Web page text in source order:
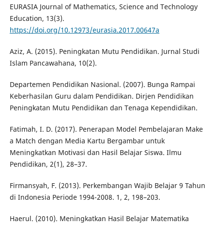
EURASIA Journal of Mathematics, Science and Technology
Education, 13(3).
https://doi.org/10.12973/eurasia.2017.00647a
Aziz, A. (2015). Peningkatan Mutu Pendidikan. Jurnal Studi
Islam Pancawahana, 10(2).
Departemen Pendidikan Nasional. (2007). Bunga Rampai
Keberhasilan Guru dalam Pendidikan. Dirjen Pendidikan
Peningkatan Mutu Pendidikan dan Tenaga Kependidikan.
Fatimah, I. D. (2017). Penerapan Model Pembelajaran Make
a Match dengan Media Kartu Bergambar untuk
Meningkatkan Motivasi dan Hasil Belajar Siswa. Ilmu
Pendidikan, 2(1), 28–37.
Firmansyah, F. (2013). Perkembangan Wajib Belajar 9 Tahun
di Indonesia Periode 1994-2008. 1, 2, 198–203.
Haerul. (2010). Meningkatkan Hasil Belajar Matematika